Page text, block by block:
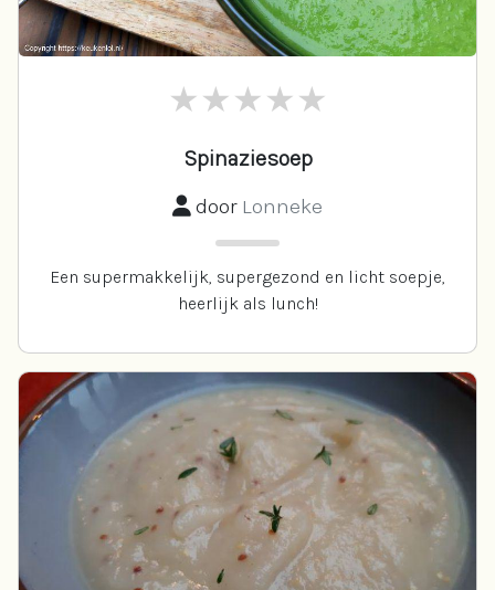
Spinaziesoep
door Lonneke
Een supermakkelijk, supergezond en licht soepje,
heerlijk als lunch!